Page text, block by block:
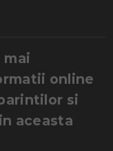
mai
online
si
aceasta